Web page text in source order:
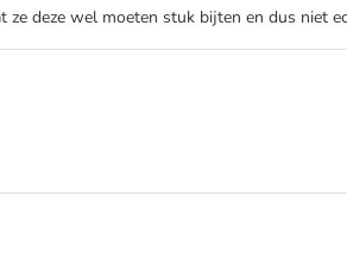
deze wel moeten stuk bijten en dus niet